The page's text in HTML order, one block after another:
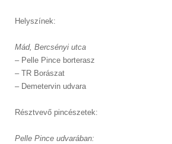
Helyszínek:
Mád, Bercsényi utca
– Pelle Pince borterasz
– TR Borászat
– Demetervin udvara
Résztvevő pincészetek:
Pelle Pince udvarában: